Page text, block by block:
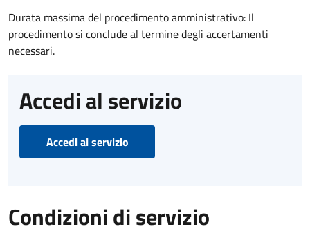
Durata massima del procedimento amministrativo: Il
procedimento si conclude al termine degli accertamenti
necessari.
Accedi al servizio
Accedi al servizio
Condizioni di servizio